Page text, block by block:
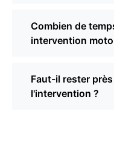
Combien de
intervention
Faut-il rester
l'intervention ?